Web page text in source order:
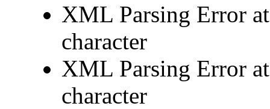
XML Parsing Error
character
XML Parsing Error
character